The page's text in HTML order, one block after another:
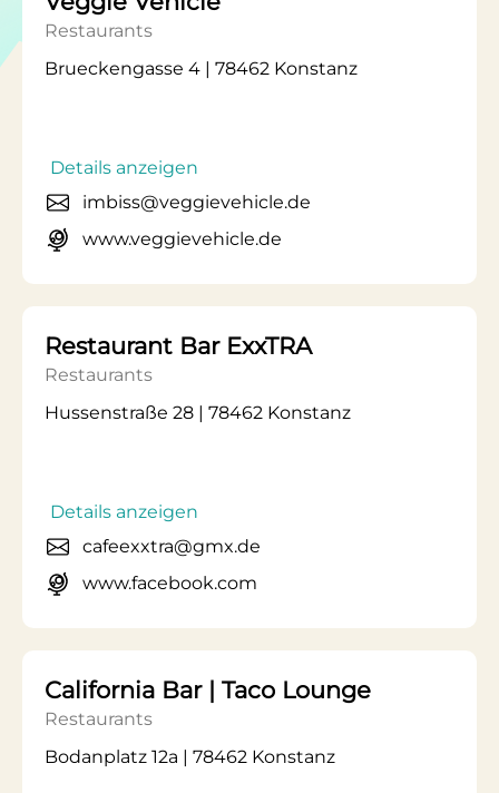
Restaurants
Brueckengasse 4 | 78462 Konstanz
Details anzeigen
imbiss@veggievehicle.de
www.veggievehicle.de
Restaurant Bar ExxTRA
Restaurants
Hussenstraße 28 | 78462 Konstanz
Details anzeigen
cafeexxtra@gmx.de
www.facebook.com
California Bar | Taco Lounge
Restaurants
Bodanplatz 12a | 78462 Konstanz